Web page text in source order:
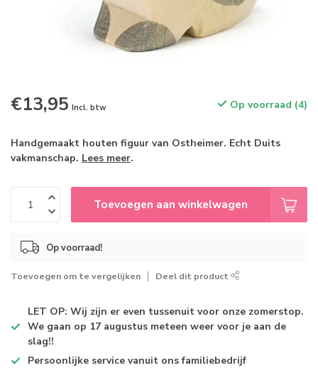
€13,95 Incl. btw Op voorraad (4)
Handgemaakt houten figuur van Ostheimer. Echt Duits
vakmanschap. Lees meer.
Toevoegen aan winkelwagen
Op voorraad!
Toevoegen om te vergelijken Deel dit product
LET OP: Wij zijn er even tussenuit voor onze zomerstop.
We gaan op 17 augustus meteen weer voor je aan de
slag!!
Persoonlijke service vanuit ons familiebedrijf